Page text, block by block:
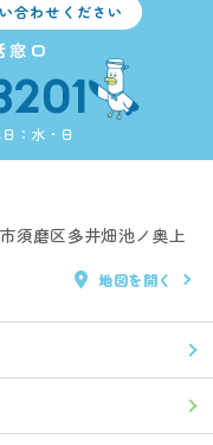
合わせください
窓口
：水・日
須磨区多井畑池ノ奥上
地図を開く